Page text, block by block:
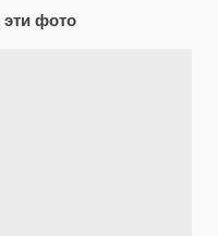
эти фото